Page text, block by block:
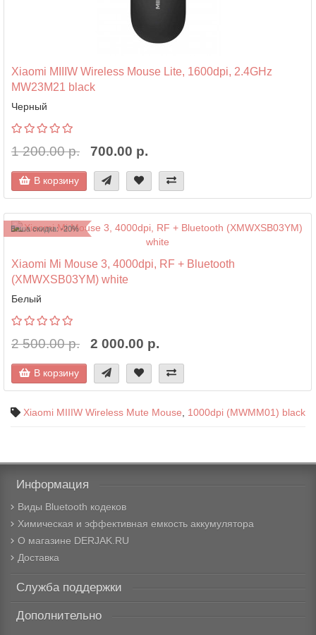
Xiaomi MIIIW Wireless Mouse Lite, 1600dpi, 2.4GHz
MW23M21 black
Черный
1 200.00 р. 700.00 р.
В корзину
Ваша скидка: -20%
Xiaomi Mi Mouse 3, 4000dpi, RF + Bluetooth
(XMWXSB03YM) white
Белый
2 500.00 р. 2 000.00 р.
В корзину
Xiaomi MIIIW Wireless Mute Mouse 1000dpi (MWMM01) black
Информация
Виды Bluetooth кодеков
Химическая и эффективная емкость аккумулятора
О магазине DERJAK.RU
Доставка
Служба поддержки
Дополнительно